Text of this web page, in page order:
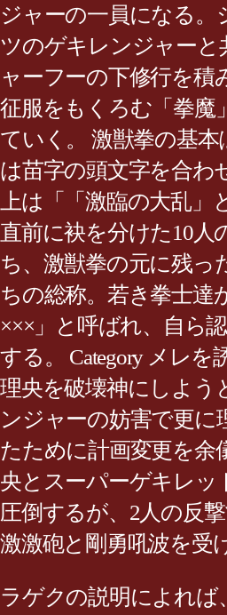
ジャーの一員になる。
ツのゲキレンジャーと
ャーフーの下修行を積
征服をもくろむ「拳魔
ていく。 激獣拳の基
は苗字の頭文字を合わ
上は「「激臨の大乱
直前に袂を分けた10人
ち、激獣拳の元に残っ
ちの総称。若き拳士達
×××」と呼ばれ、自ら
する。 Category メレ
理央を破壊神にしよう
ンジャーの妨害で更に
たために計画変更を余
央とスーパーゲキレッ
圧倒するが、2人の反
激激砲と剛勇吼波を受
ラゲクの説明によれば